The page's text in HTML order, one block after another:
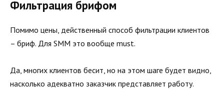
Фильтрация брифом
Помимо цены, действенный способ фильтрации клиентов
– бриф. Для SMM это вообще must.
Да, многих клиентов бесит, но на этом шаге будет видно,
насколько адекватно заказчик представляет работу.